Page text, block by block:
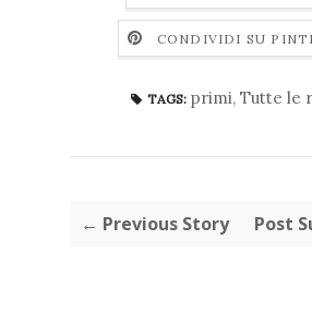
CONDIVIDI SU
TAGS: primi, Tutte le
← Previous Story Post